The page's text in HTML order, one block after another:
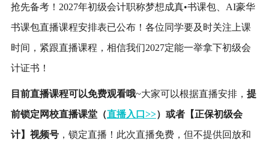
抢先备考！2027年初级会计职称梦想成真•书课包、AI豪华
书课包直播课程安排表已公布！各位同学要及时关注上课
时间，紧跟直播课程，相信我们2027定能一举拿下初级会
计证书 ！
目前直播课程可以免费观看哦~大家可以根据直播安排， 提
前锁定网校直播课堂（直播入口>>）或者【正保初级会
计】视频号，锁定直播！此次直播免费，但不提供回放和